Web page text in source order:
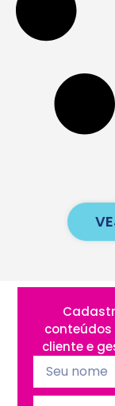
conteúdos
cliente e